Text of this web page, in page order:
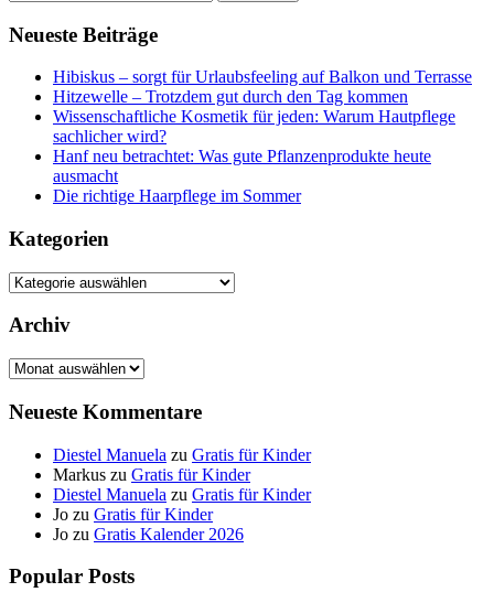
Neueste Beiträge
Hibiskus – sorgt für Urlaubsfeeling auf Balkon und Terrasse
Hitzewelle – Trotzdem gut durch den Tag kommen
Wissenschaftliche Kosmetik für jeden: Warum Hautpflege
sachlicher wird?
Hanf neu betrachtet: Was gute Pflanzenprodukte heute
ausmacht
Die richtige Haarpflege im Sommer
Kategorien
Kategorien
Archiv
Archiv
Neueste Kommentare
Diestel Manuela zu Gratis für Kinder
Markus zu Gratis für Kinder
Diestel Manuela zu Gratis für Kinder
Jo zu Gratis für Kinder
Jo zu Gratis Kalender 2026
Popular Posts